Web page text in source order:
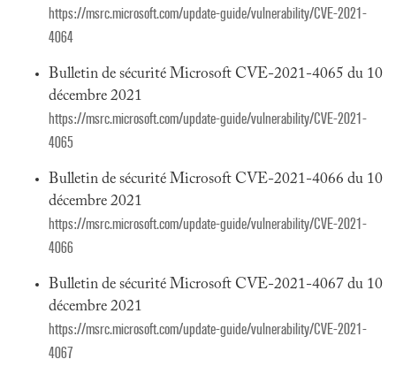
https://msrc.microsoft.com/update-guide/vulnerability/CVE-2021-
4064
Bulletin de sécurité Microsoft CVE-2021-4065 du 10
décembre 2021
https://msrc.microsoft.com/update-guide/vulnerability/CVE-2021-
4065
Bulletin de sécurité Microsoft CVE-2021-4066 du 10
décembre 2021
https://msrc.microsoft.com/update-guide/vulnerability/CVE-2021-
4066
Bulletin de sécurité Microsoft CVE-2021-4067 du 10
décembre 2021
https://msrc.microsoft.com/update-guide/vulnerability/CVE-2021-
4067